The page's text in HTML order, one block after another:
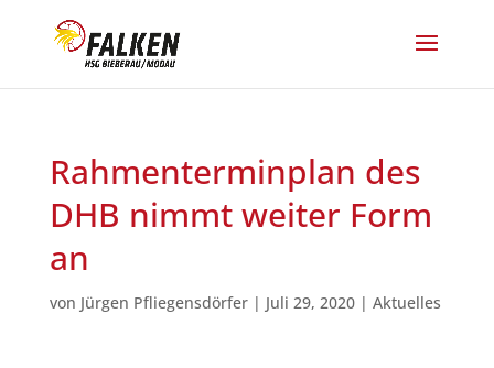
Rahmenterminplan des
DHB nimmt weiter Form
an
von Jürgen Pfliegensdörfer| Juli 29, 2020| Aktuelles